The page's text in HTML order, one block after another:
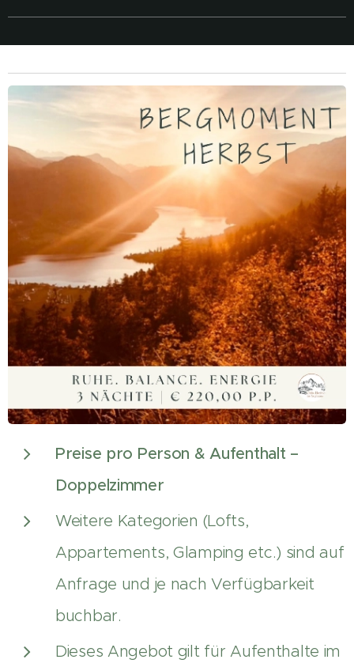
Preise pro Person & Aufenthalt –
Doppelzimmer
Weitere Kategorien (Lofts,
Appartements, Glamping etc.) sind auf
Anfrage und je nach Verfügbarkeit
buchbar.
Dieses Angebot gilt für Aufenthalte im